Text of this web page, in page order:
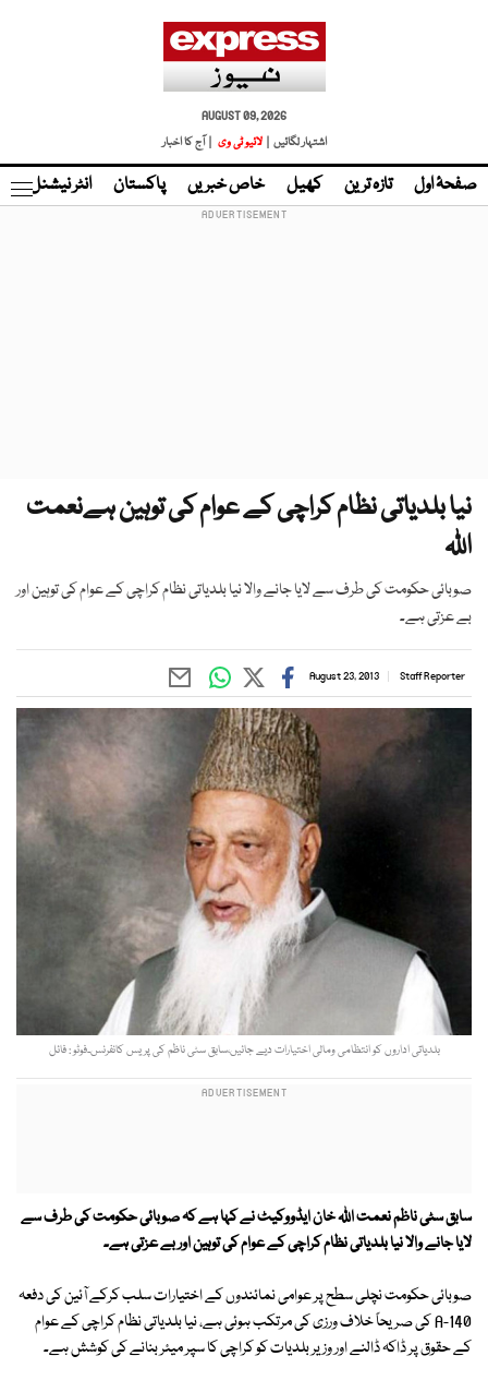
AUGUST 09, 2026
اشتہار لگائیں |
لائیو ٹی وی | آج کا اخبار
صفحۂ اول تازہ ترین کھیل خاص خبریں پاکستان انٹر نیشنل
نیا بلدیاتی نظام کراچی کے عوام کی توہین ہےنعمت
اﷲ
صوبائی حکومت کی طرف سے لایا جانے والا نیا بلدیاتی نظام کراچی کے عوام کی توہین اور
بے عزتی ہے۔
Staff Reporter
August 23, 2013
بلدیاتی اداروں کو انتظامی ومالی اختیارات دیے جائیں،سابق سٹی ناظم کی پریس کانفرنس۔فوٹو : فائل
سابق سٹی ناظم نعمت اللہ خان ایڈووکیٹ نے کہا ہے کہ صوبائی حکومت کی طرف سے
لایا جانے والا نیا بلدیاتی نظام کراچی کے عوام کی توہین اور بے عزتی ہے۔
صوبائی حکومت نچلی سطح پر عوامی نمائندوں کے اختیارات سلب کرکے آئین کی دفعہ
140-A کی صریحاً خلاف ورزی کی مرتکب ہوئی ہے، نیا بلدیاتی نظام کراچی کے عوام
کے حقوق پر ڈاکہ ڈالنے اور وزیر بلدیات کو کراچی کا سپر میئر بنانے کی کوشش ہے۔